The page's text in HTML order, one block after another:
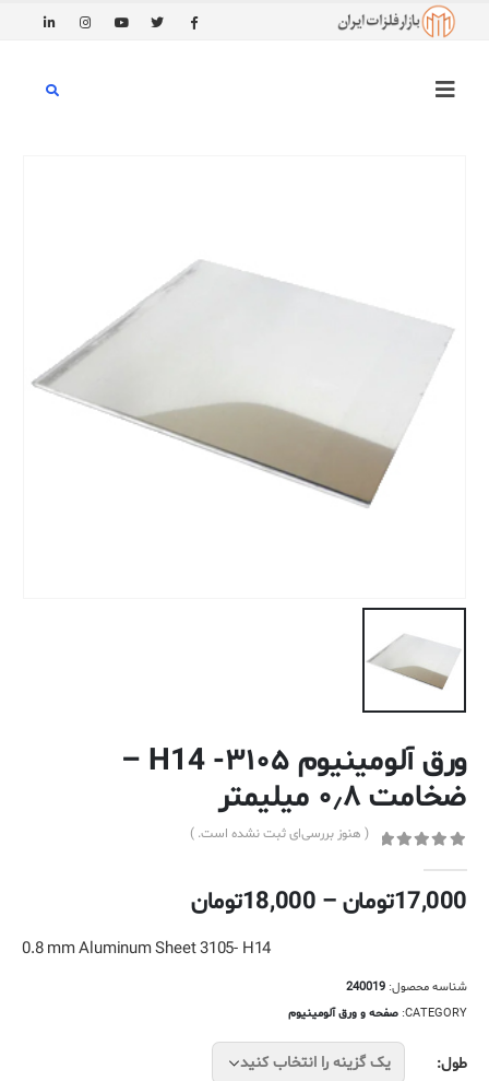
ورق آلومینیوم ۳۱۰۵- H14 –
ضخامت ۰٫۸ میلیمتر
( هنوز بررسی‌ای ثبت نشده است. )
17,000تومان–
18,000تومانمحدوده
17,000تومان
0.8 mm Aluminum Sheet 3105- H14
شناسه محصول: 240019
CATEGORY: صفحه و ورق آلومینیوم
طول